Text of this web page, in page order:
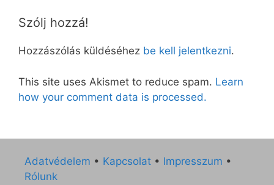
Szólj hozzá!
Hozzászólás küldéséhez be kell jelentkezni.
This site uses Akismet to reduce spam. Learn
how your comment data is processed.
Adatvédelem • Kapcsolat • Impresszum •
Rólunk